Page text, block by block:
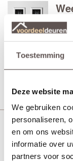
Toestemming
Deze website
We gebruiken
personaliseren,
en om ons
informatie over
partners voor